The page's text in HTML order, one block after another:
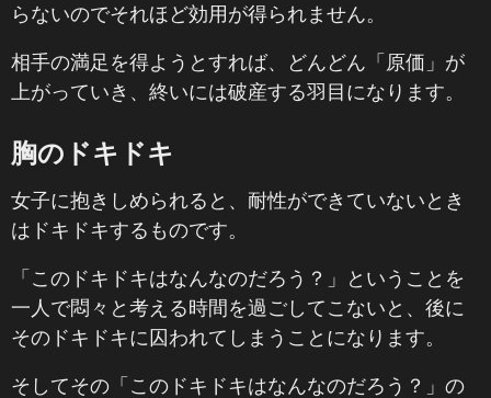
らないのでそれほど効用が得られません。
相手の満足を得ようとすれば、どんどん「原価」が
上がっていき、終いには破産する羽目になります。
胸のドキドキ
女子に抱きしめられると、耐性ができていないとき
はドキドキするものです。
「このドキドキはなんなのだろう？」ということを
一人で悶々と考える時間を過ごしてこないと、後に
そのドキドキに囚われてしまうことになります。
そしてその「このドキドキはなんなのだろう？」の